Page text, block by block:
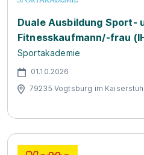
Duale Ausbildung Sport-
Fitnesskaufmann/-frau
Sportakademie
01.10.2026
79235 Vogtsburg im